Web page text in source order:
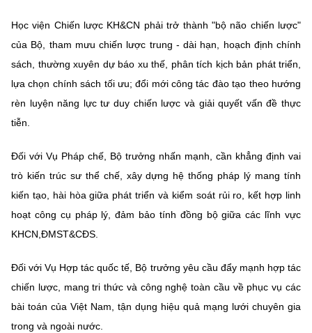
Học viện Chiến lược KH&CN phải trở thành "bộ não chiến lược"
của Bộ, tham mưu chiến lược trung - dài hạn, hoạch định chính
sách, thường xuyên dự báo xu thế, phân tích kịch bản phát triển,
lựa chọn chính sách tối ưu; đổi mới công tác đào tạo theo hướng
rèn luyện năng lực tư duy chiến lược và giải quyết vấn đề thực
tiễn.
Đối với Vụ Pháp chế, Bộ trưởng nhấn mạnh, cần khẳng định vai
trò kiến trúc sư thể chế, xây dựng hệ thống pháp lý mang tính
kiến tạo, hài hòa giữa phát triển và kiểm soát rủi ro, kết hợp linh
hoạt công cụ pháp lý, đảm bảo tính đồng bộ giữa các lĩnh vực
KHCN,ĐMST&CĐS.
Đối với Vụ Hợp tác quốc tế, Bộ trưởng yêu cầu đẩy mạnh hợp tác
chiến lược, mang tri thức và công nghệ toàn cầu về phục vụ các
bài toán của Việt Nam, tận dụng hiệu quả mạng lưới chuyên gia
trong và ngoài nước.